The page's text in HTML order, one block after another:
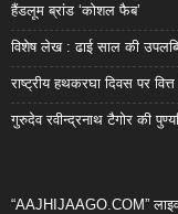
हैंडलूम ब्रांड ‘कोशल फैब’
विशेष लेख : ढाई साल की
राष्ट्रीय हथकरघा दिवस पर
गुरुदेव रवीन्द्रनाथ टैगोर की
“AAJHIJAAGO.COM”